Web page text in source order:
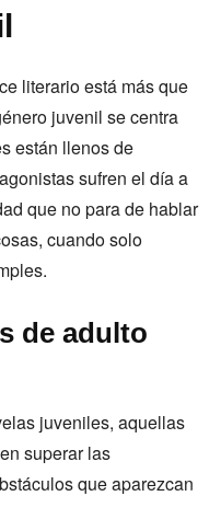
literario está más que
juvenil se centra
están llenos de
sufren el día a
que no para de hablar
cuando solo
de adulto
juveniles, aquellas
superar las
que aparezcan